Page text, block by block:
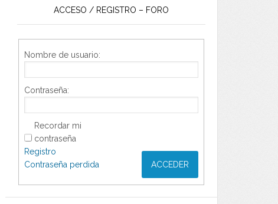
ACCESO / REGISTRO – FORO
Nombre de usuario:
Contraseña:
Recordar mi
contraseña
ACCEDER
Registro
Contraseña perdida